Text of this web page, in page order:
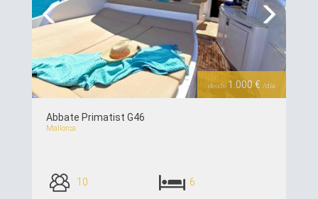
desde 1.000 € /día
Abbate Primatist G46
Mallorca
10 6